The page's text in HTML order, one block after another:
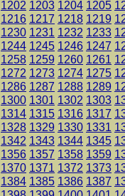
1202 1203 1204 1205
1216 1217 1218 1219
1230 1231 1232 1233
1244 1245 1246 1247
1258 1259 1260 1261
1272 1273 1274 1275
1286 1287 1288 1289
1300 1301 1302 1303
1314 1315 1316 1317
1328 1329 1330 1331
1342 1343 1344 1345
1356 1357 1358 1359
1370 1371 1372 1373
1384 1385 1386 1387